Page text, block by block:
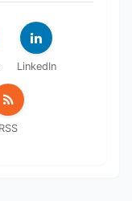
LinkedIn
RSS